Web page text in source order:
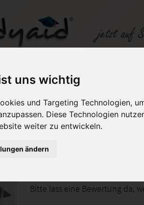
uns wichtig
und Targeting Technologien,
Diese Technologien
weiter zu entwickeln.
ändern
A04
verkaufen
Bitte lass eine Bewertung da,